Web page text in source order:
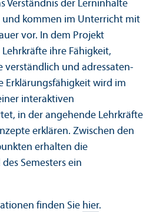
Verständnis der Lerninhalte
kommen im Unter­richt mit
vor. In dem Projekt
ihre Fähigkeit,
verständlich und adressaten­
Erklärungs­fähigkeit wird im
interaktiven
in der angehende Lehr­kräfte
erklären. Zwischen den
erhalten die
Semesters ein
finden Sie hier.